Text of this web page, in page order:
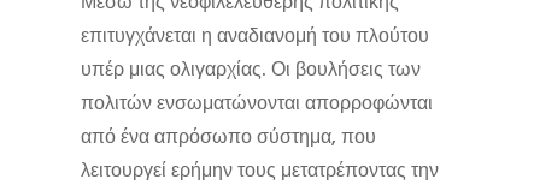
επιτυγχάνεται η αναδιανομή του πλούτου
υπέρ μιας ολιγαρχίας. Οι βουλήσεις των
πολιτών ενσωματώνονται απορροφώνται
από ένα απρόσωπο σύστημα, που
λειτουργεί ερήμην τους μετατρέποντας την